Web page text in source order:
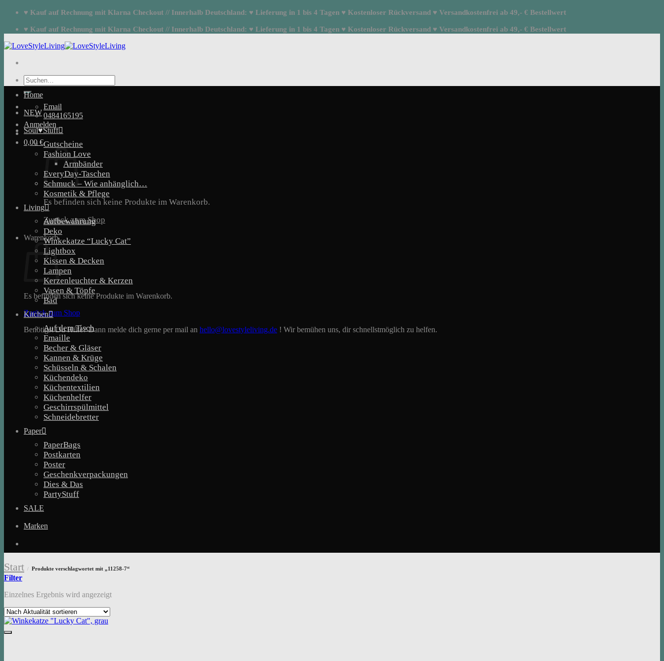
Zum
springen
♥ Kauf auf Rechnung mit Klarna Checkout // Innerhalb Deutschland: ♥ Lieferung in 1 bis 4 Tagen ♥ Kostenloser Rückversand ♥ Versandkostenfrei ab 49,- € Bestellwert
♥ Kauf auf Rechnung mit Klarna Checkout // Innerhalb Deutschland: ♥ Lieferung in 1 bis 4 Tagen ♥ Kostenloser Rückversand ♥ Versandkostenfrei ab 49,- € Bestellwert
Suchen
nach:
Email
0484165195
Anmelden
0,00€
Es befinden sich keine Produkte im Warenkorb.
Zurück zum Shop
Warenkorb
Es befinden sich keine Produkte im Warenkorb.
Zurück zum Shop
Benötigst Du Hilfe? Dann melde dich gerne per mail an hello@lovestyleliving.de ! Wir bemühen uns, dir schnellstmöglich zu helfen.
Home
NEW
Soul♥Stuff
Gutscheine
Fashion Love
Armbänder
EveryDay-Taschen
Schmuck – Wie anhänglich…
Kosmetik & Pflege
Living
Aufbewahrung
Deko
Winkekatze “Lucky Cat”
Lightbox
Kissen & Decken
Lampen
Kerzenleuchter & Kerzen
Vasen & Töpfe
Bad
Kitchen
Auf dem Tisch
Emaille
Becher & Gläser
Kannen & Krüge
Schüsseln & Schalen
Küchendeko
Küchentextilien
Küchenhelfer
Geschirrspülmittel
Schneidebretter
Paper
PaperBags
Postkarten
Poster
Geschenkverpackungen
Dies & Das
PartyStuff
SALE
Marken
Start / Produkte verschlagwortet mit „11258-7“
Filter
Einzelnes Ergebnis wird angezeigt